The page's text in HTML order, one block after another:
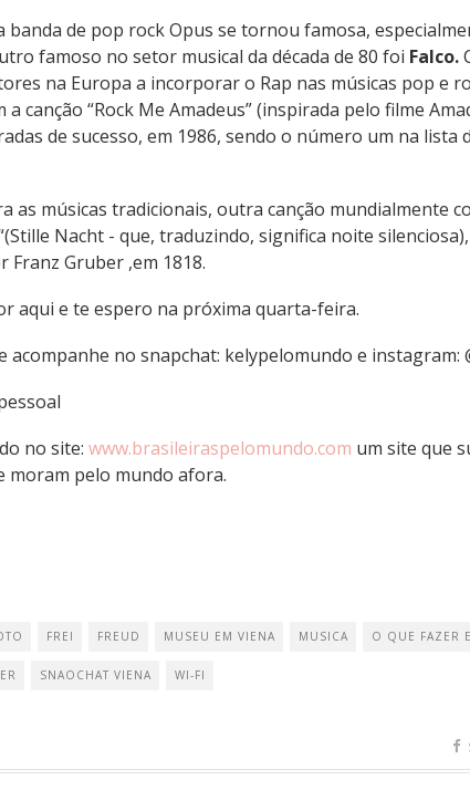
banda de pop rock Opus se tornou famosa,
famoso no setor musical da década de 80 foi Falco.
na Europa a incorporar o Rap nas músicas pop e
a canção “Rock Me Amadeus” (inspirada pelo filme
de sucesso, em 1986, sendo o número um na lista
as músicas tradicionais, outra canção mundialmente
Nacht - que, traduzindo, significa noite
Franz Gruber ,em 1818.
aqui e te espero na próxima quarta-feira.
acompanhe no snapchat: kelypelomundo e instagram:
no site: www.brasileiraspelomundo.com um site que
moram pelo mundo afora.
FREI FREUD MUSEU EM VIENA MUSICA O QUE FAZER
SNAOCHAT VIENA WI-FI